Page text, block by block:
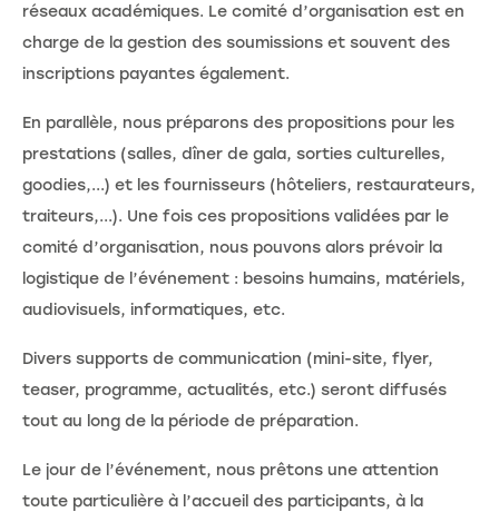
réseaux académiques. Le comité d’organisation est en
charge de la gestion des soumissions et souvent des
inscriptions payantes également.
En parallèle, nous préparons des propositions pour les
prestations (salles, dîner de gala, sorties culturelles,
goodies,...) et les fournisseurs (hôteliers, restaurateurs,
traiteurs,...). Une fois ces propositions validées par le
comité d’organisation, nous pouvons alors prévoir la
logistique de l’événement : besoins humains, matériels,
audiovisuels, informatiques, etc.
Divers supports de communication (mini-site, flyer,
teaser, programme, actualités, etc.) seront diffusés
tout au long de la période de préparation.
Le jour de l’événement, nous prêtons une attention
toute particulière à l’accueil des participants, à la